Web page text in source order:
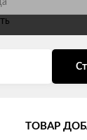
ТОВАР